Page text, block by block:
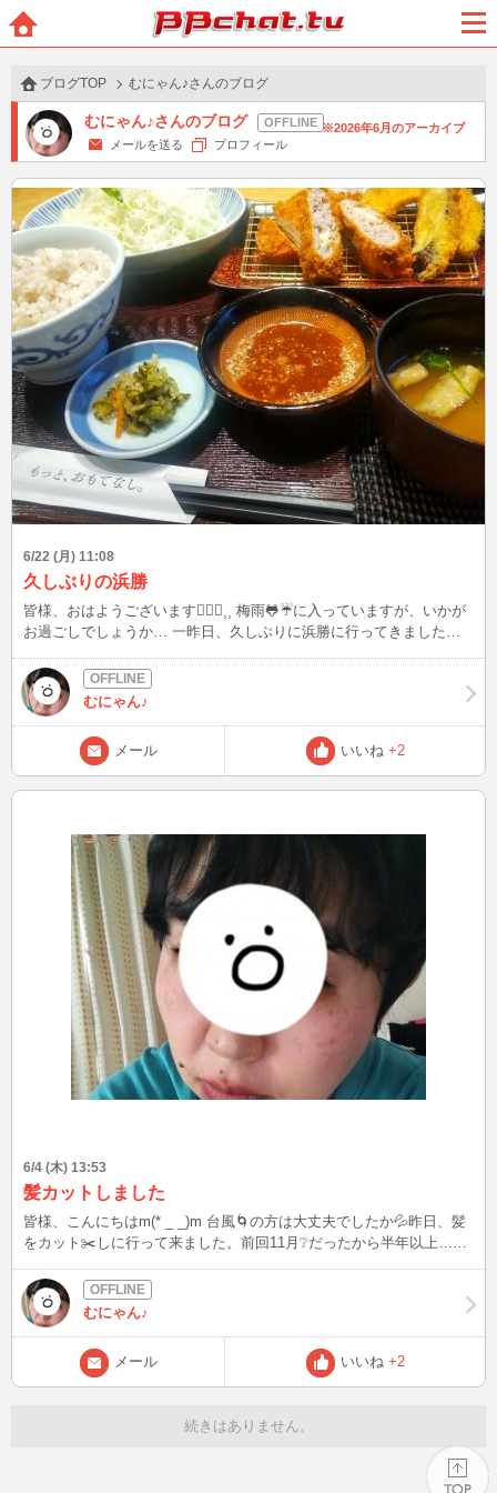
BBchatTV
ブログTOP むにゃん♪さんのブログ
むにゃん♪さんのブログ
2026年6月のアーカイブ
メールを送る
プロフィール
6/22 (月) 11:08
久しぶりの浜勝
皆様、おはようございます🙇🏻‍♀️⸒⸒ 梅雨🐸☔に入っていますが、いかが
お過ごしでしょうか… 一昨日、久しぶりに浜勝に行ってきました
注文 おろしカツと迷ったんですけど、 浜勝の秘伝のタレが美味しく
て こっちにしました(*^^*) すり鉢ついてくるんですよ。ごまを入れて
ガリガリとやりました笑 その、すったごまの中に秘伝のタレを 付け
合せのキャベツ、ご飯、味噌汁おかわり出来て、私はキャベツおかわ
りしましたよーꉂ🤭キャベツそのままでも食べてしまう方なんですけ
ど、ドレッシングもまた美味しくて(º﹃º) しっかり完食です✨✨ 家で
るかもしれませんので見かけましたらお話して下さると 嬉しいです
むにゃん♪
メール いいね +2
6/4 (木) 13:53
髪カットしました
皆様、こんにちはm(* _ _)m 台風🌀の方は大丈夫でしたか💦昨日、髪
をカット✂️しに行って来ました。前回11月❔だったから半年以上……
ます 梅雨時期や湿気多いと、クセが凄くなり パーマかけてるみたい
になってしまいま す😰💦 顔出しなしでインしてますが、見てみたい
という方はメール頂けたらどのくらい短いか分かりますので(❁´ω`❁)
今から15時くらいまでならスタンバイ待機、もしくはインしようかな
と思ってい ますのでお時間ある方はお話出来たら嬉しいです(❁´ω`❁)
むにゃん♪
メール いいね +2
続きはありません。